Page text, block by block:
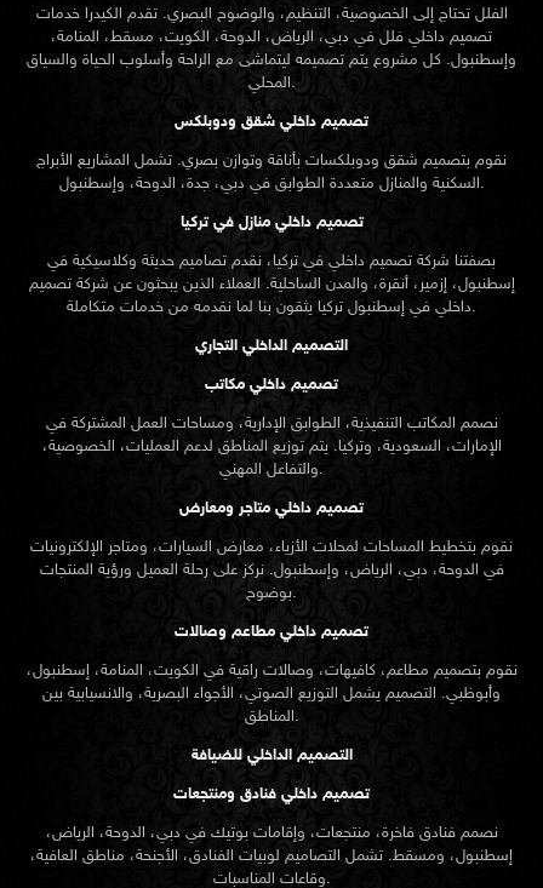
الفلل تحتاج إلى الخصوصية، التنظيم، والوضوح البصري. تقدم الكيدرا خدمات
تصميم داخلي فلل في دبي، الرياض، الدوحة، الكويت، مسقط، المنامة،
وإسطنبول. كل مشروع يتم تصميمه ليتماشى مع الراحة وأسلوب الحياة والسياق
المحلي.
تصميم داخلي شقق ودوبلكس
نقوم بتصميم شقق ودوبلكسات بأناقة وتوازن بصري. تشمل المشاريع الأبراج
السكنية والمنازل متعددة الطوابق في دبي، جدة، الدوحة، وإسطنبول.
تصميم داخلي منازل في تركيا
بصفتنا شركة تصميم داخلي في تركيا، نقدم تصاميم حديثة وكلاسيكية في
إسطنبول، إزمير، أنقرة، والمدن الساحلية. العملاء الذين يبحثون عن شركة تصميم
داخلي في إسطنبولتركيا يثقون بنا لما نقدمه من خدمات متكاملة.
التصميم الداخلي التجاري
تصميم داخلي مكاتب
نصمم المكاتب التنفيذية، الطوابق الإدارية، ومساحات العمل المشتركة في
الإمارات، السعودية، وتركيا. يتم توزيع المناطق لدعم العمليات، الخصوصية،
والتفاعل المهني.
تصميم داخلي متاجر ومعارض
نقوم بتخطيط المساحات لمحلات الأزياء، معارض السيارات، ومتاجر الإلكترونيات
في الدوحة، دبي، الرياض، وإسطنبول. نركز على رحلة العميل ورؤية المنتجات
بوضوح.
تصميم داخلي مطاعم وصالات
نقوم بتصميم مطاعم، كافيهات، وصالات راقية في الكويت، المنامة، إسطنبول،
وأبوظبي. التصميم يشمل التوزيع الصوتي، الأجواء البصرية، والانسيابية بين
المناطق.
التصميم الداخلي للضيافة
تصميم داخلي فنادق ومنتجعات
نصمم فنادق فاخرة، منتجعات، وإقامات بوتيك في دبي، الدوحة، الرياض،
إسطنبول، ومسقط. تشمل التصاميم لوبيات الفنادق، الأجنحة، مناطق العافية،
وقاعات المناسبات.